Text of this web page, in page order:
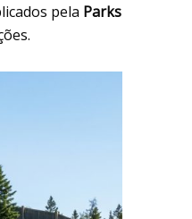
pela Parks